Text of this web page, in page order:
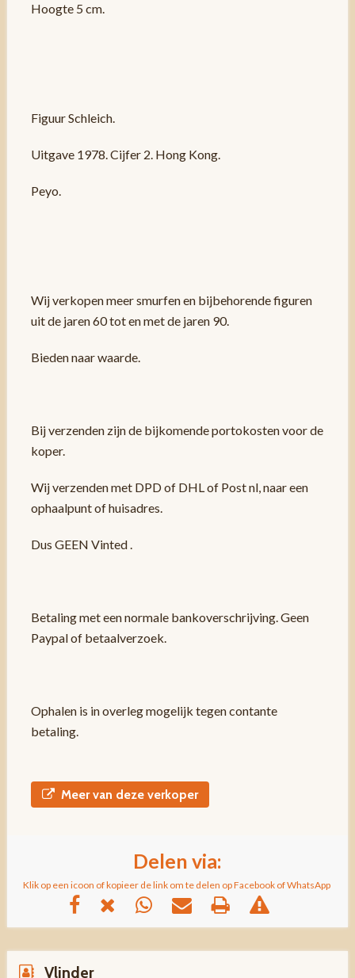
Hoogte 5 cm.
Figuur Schleich.
Uitgave 1978. Cijfer 2. Hong Kong.
Peyo.
Wij verkopen meer smurfen en bijbehorende figuren
uit de jaren 60 tot en met de jaren 90.
Bieden naar waarde.
Bij verzenden zijn de bijkomende portokosten voor de
koper.
Wij verzenden met DPD of DHL of Post nl, naar een
ophaalpunt of huisadres.
Dus GEEN Vinted .
Betaling met een normale bankoverschrijving. Geen
Paypal of betaalverzoek.
Ophalen is in overleg mogelijk tegen contante
betaling.
Meer van deze verkoper
Delen via:
Klik op een icoon of kopieer de link om te delen op Facebook of WhatsApp
Vlinder